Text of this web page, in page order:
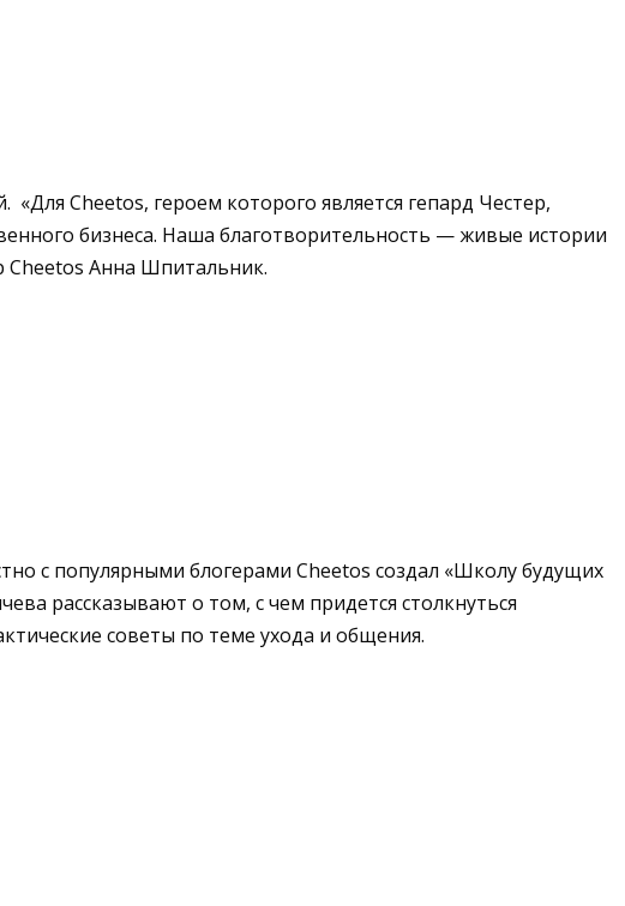
Cheetos, героем которого является гепард Честер,
бизнеса. Наша благотворительность — живые истории
Анна Шпитальник.
с популярными блогерами Cheetos создал «Школу будущих
рассказывают о том, с чем придется столкнуться
советы по теме ухода и общения.